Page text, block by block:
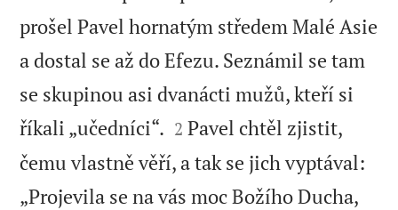
prošel Pavel hornatým středem Malé Asie
a dostal se až do Efezu. Seznámil se tam
se skupinou asi dvanácti mužů, kteří si
říkali „učedníci“. 

2 Pavel chtěl zjistit,
čemu vlastně věří, a tak se jich vyptával:
„Projevila se na vás moc Božího Ducha,